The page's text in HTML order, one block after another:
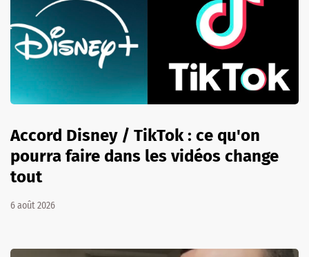
Accord Disney / TikTok : ce qu'on
pourra faire dans les vidéos change
tout
6 août 2026